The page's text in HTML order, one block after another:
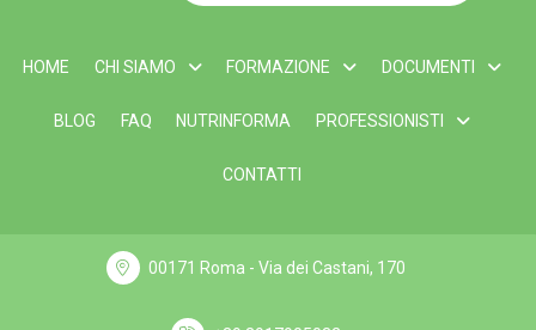
HOME CHI SIAMO FORMAZIONE DOCUMENTI
BLOG FAQ NUTRINFORMA PROFESSIONISTI
CONTATTI
00171 Roma - Via dei Castani, 170